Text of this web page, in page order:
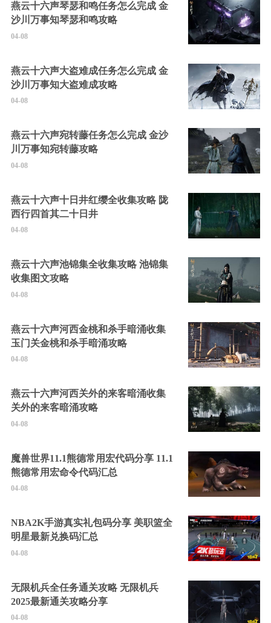
燕云十六声琴瑟和鸣任务怎么完成 金
沙川万事知琴瑟和鸣攻略
04-08
燕云十六声大盗难成任务怎么完成 金
沙川万事知大盗难成攻略
04-08
燕云十六声宛转藤任务怎么完成 金沙
川万事知宛转藤攻略
04-08
燕云十六声十日井红缨全收集攻略 陇
西行四首其二十日井
04-08
燕云十六声池锦集全收集攻略 池锦集
收集图文攻略
04-08
燕云十六声河西金桃和杀手暗涌收集
玉门关金桃和杀手暗涌攻略
04-08
燕云十六声河西关外的来客暗涌收集
关外的来客暗涌攻略
04-08
魔兽世界11.1熊德常用宏代码分享 11.1
熊德常用宏命令代码汇总
04-08
NBA2K手游真实礼包码分享 美职篮全
明星最新兑换码汇总
04-08
无限机兵全任务通关攻略 无限机兵
2025最新通关攻略分享
04-08